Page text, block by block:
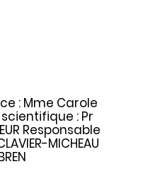
: Mme Carole
scientifique : Pr
Responsable
MICHEAU